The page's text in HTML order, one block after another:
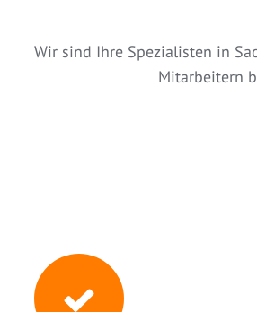
Wir sind Ihre Spezialisten in
Mitarbeitern